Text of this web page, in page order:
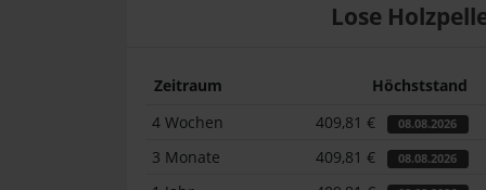
Lose
Zeitraum Höchststand
4 Wochen
409,81 € 08.08.2026
3 Monate 409,81 € 08.08.2026